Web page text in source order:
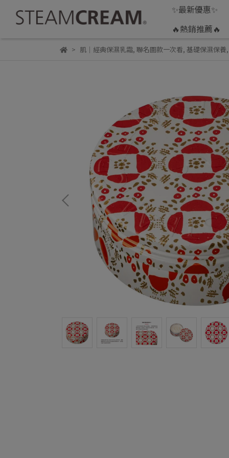
✨最新優惠✨
🔥熱銷推薦🔥
肌｜經典保濕乳霜, 聯名圖款一次看, 基礎保濕保養,